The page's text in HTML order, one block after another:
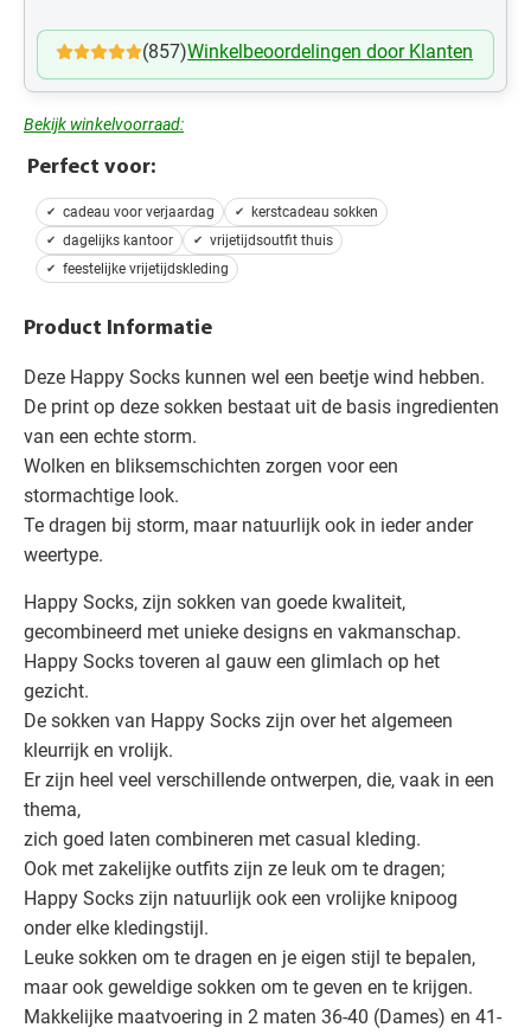
(857)Winkelbeoordelingen door Klanten
Bekijk winkelvoorraad:
Perfect voor:
cadeau voor verjaardag
kerstcadeau sokken
dagelijks kantoor
vrijetijdsoutfit thuis
feestelijke vrijetijdskleding
Product Informatie
Deze Happy Socks kunnen wel een beetje wind hebben.
De print op deze sokken bestaat uit de basis ingredienten
van een echte storm.
Wolken en bliksemschichten zorgen voor een
stormachtige look.
Te dragen bij storm, maar natuurlijk ook in ieder ander
weertype.
Happy Socks, zijn sokken van goede kwaliteit,
gecombineerd met unieke designs en vakmanschap.
Happy Socks toveren al gauw een glimlach op het
gezicht.
De sokken van Happy Socks zijn over het algemeen
kleurrijk en vrolijk.
Er zijn heel veel verschillende ontwerpen, die, vaak in een
thema,
zich goed laten combineren met casual kleding.
Ook met zakelijke outfits zijn ze leuk om te dragen;
Happy Socks zijn natuurlijk ook een vrolijke knipoog
onder elke kledingstijl.
Leuke sokken om te dragen en je eigen stijl te bepalen,
maar ook geweldige sokken om te geven en te krijgen.
Makkelijke maatvoering in 2 maten 36-40 (Dames) en 41-